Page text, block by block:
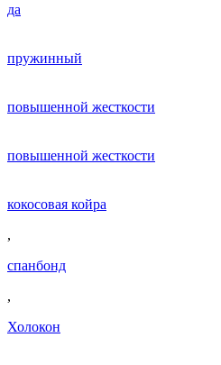
да
пружинный
повышенной жесткости
повышенной жесткости
кокосовая койра
,
спанбонд
,
Холокон